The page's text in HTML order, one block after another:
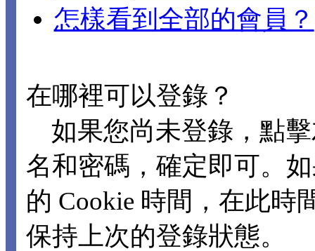
怎樣看到全部的會員？
在哪裡可以登錄？
如果您尚未登錄，點
名和密碼，確定即可。
的 Cookie 時間，在此時
保持上次的登錄狀態。